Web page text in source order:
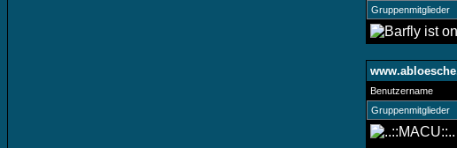
Gruppenmitglieder
Benutzername
Gruppenmitglieder